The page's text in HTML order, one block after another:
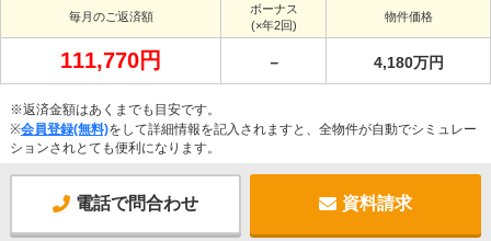
毎月のご返済額
ボーナス
(×年2回)
物件価格
111,770円 － 4,180万円
※返済金額はあくまでも目安です。
※会員登録(無料)をして詳細情報を記入されますと、全物件が自動でシミュレー
ションされとても便利になります。
電話で問合わせ 資料請求